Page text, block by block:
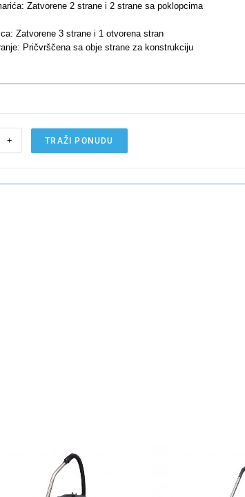
Zatvorene 2 strane i 2 strane sa poklopcima
Zatvorene 3 strane i 1 otvorena stran
Pričvrščena sa obje strane za konstrukciju
+ TRAŽI PONUDU